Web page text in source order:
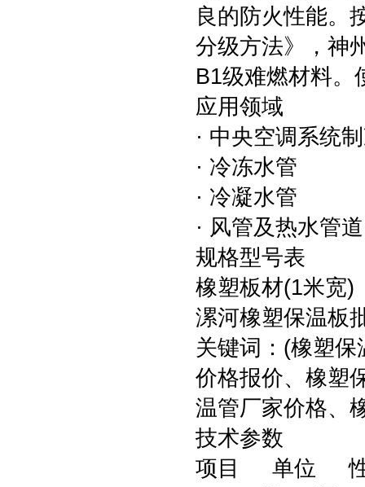
良的防火性能。
分级方法》，神
B1级难燃材料
应用领域
· 中央空调系统
· 冷冻水管
· 冷凝水管
· 风管及热水管
规格型号表
橡塑板材(1米宽)
漯河橡塑保温板
关键词：(橡塑
价格报价、橡塑
温管厂家价格、
技术参数
项目 单位 性